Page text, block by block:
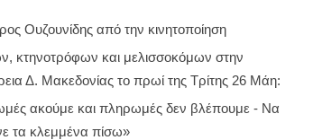
Ουζουνίδης από την κινητοποίηση
κτηνοτρόφων και μελισσοκόμων στην
Δ. Μακεδονίας το πρωί της Τρίτης 26 Μάη:
ακούμε και πληρωμές δεν βλέπουμε - Να
τα κλεμμένα πίσω»